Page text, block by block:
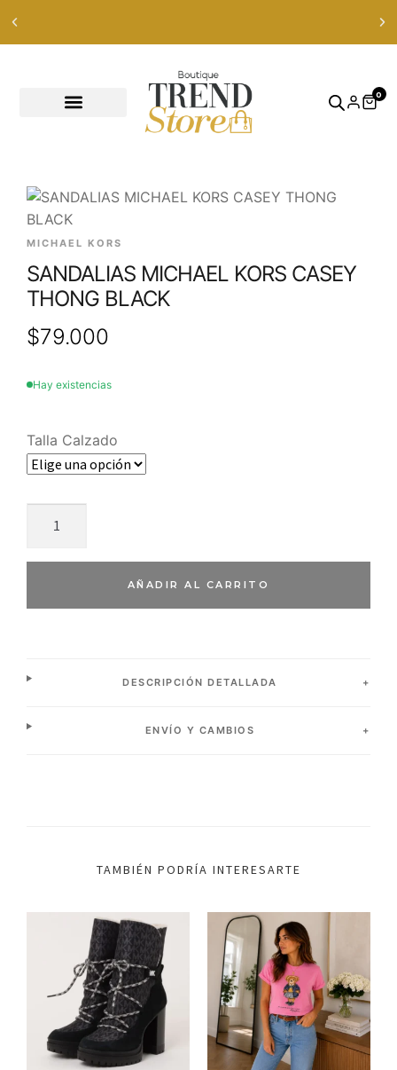
ver productos
0
MICHAEL KORS
SANDALIAS MICHAEL KORS CASEY
THONG BLACK
$79.000
Hay existencias
Talla Calzado
AÑADIR AL CARRITO
DESCRIPCIÓN DETALLADA
ENVÍO Y CAMBIOS
TAMBIÉN PODRÍA INTERESARTE